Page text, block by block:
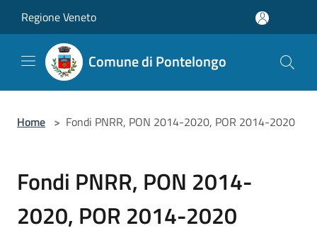
Regione Veneto
Comune di Pontelongo
Home > Fondi PNRR, PON 2014-2020, POR 2014-2020
Fondi PNRR, PON 2014-
2020, POR 2014-2020